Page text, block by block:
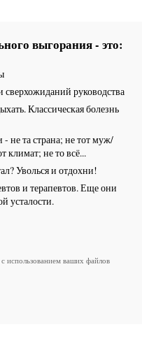
выгорания - это:
сверхожиданий руководства
Классическая болезнь
не та страна; не тот муж/
климат; не то всё...
Уволься и отдохни!
и терапевтов. Еще они
усталости.
использованием ваших файлов